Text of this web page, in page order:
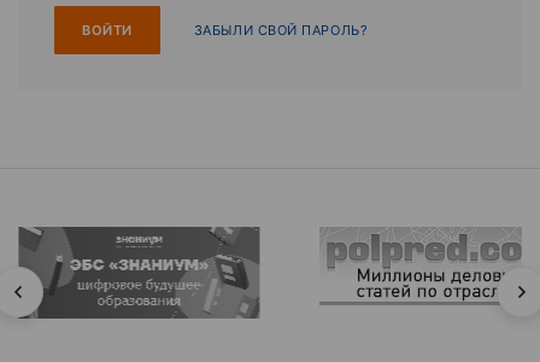
ЗАБЫЛИ СВОЙ ПАРОЛЬ?